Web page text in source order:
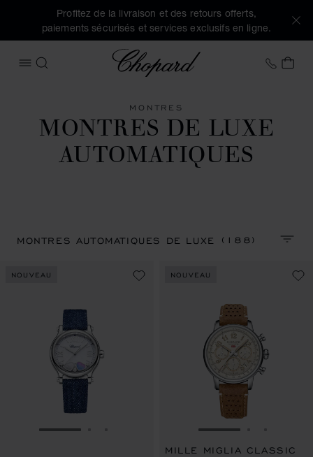
Profitez de la livraison et des retours offerts,
paiements sécurisés et services exclusifs en ligne.
OUVRIR LE MENU
RECHERCHER
Chopard +41
MONTRES
MONTRES DE LUXE
AUTOMATIQUES
MONTRES AUTOMATIQUES DE LUXE(188)
NOUVEAU
ALLER À LA DIAPOSITIVE 1
ALLER À LA DIAPOSITIVE 2
ALLER À LA DIAPOSITIVE 3
NOUVEAU
ALLER À LA
MILLE MIGLIA CLASSIC